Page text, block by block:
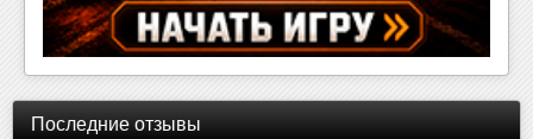
Последние отзывы